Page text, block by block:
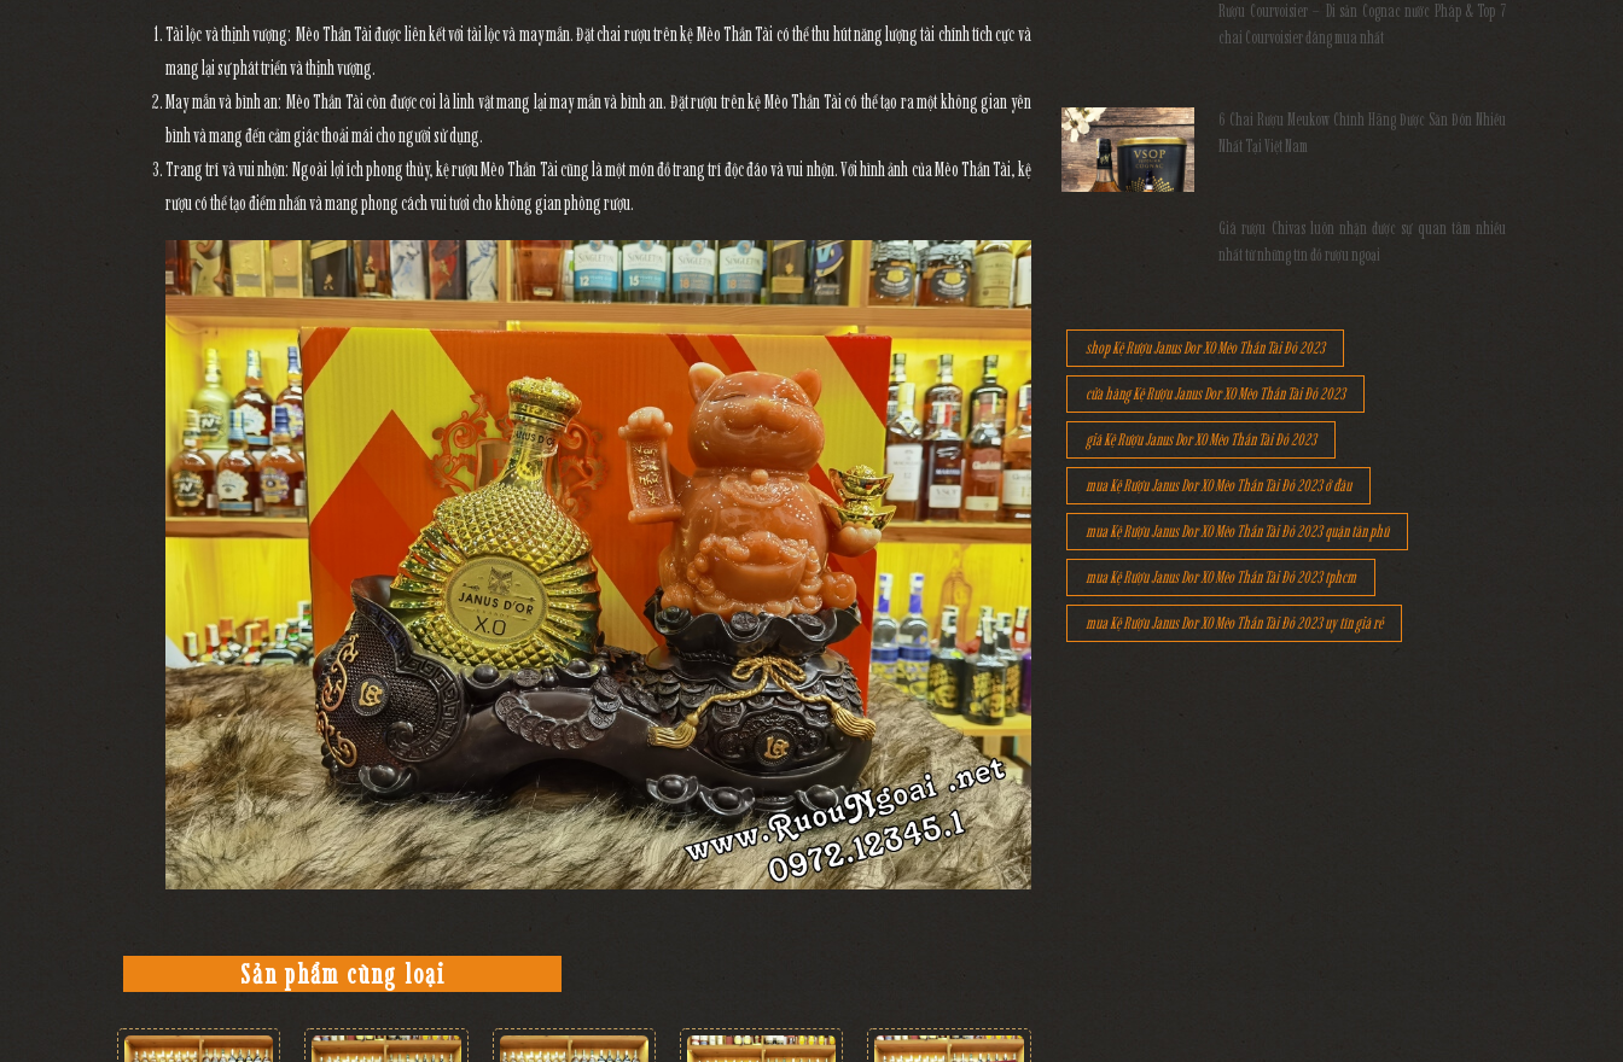
Tài lộc và thịnh vượng: Mèo Thần Tài được liên kết với tài lộc và may mắn. Đặt chai rượu trên kệ Mèo Thần Tài có thể thu hút năng lượng tài chính tích cực và
mang lại sự phát triển và thịnh vượng.
May mắn và bình an: Mèo Thần Tài còn được coi là linh vật mang lại may mắn và bình an. Đặt rượu trên kệ Mèo Thần Tài có thể tạo ra một không gian yên
bình và mang đến cảm giác thoải mái cho người sử dụng.
Trang trí và vui nhộn: Ngoài lợi ích phong thủy, kệ rượu Mèo Thần Tài cũng là một món đồ trang trí độc đáo và vui nhộn. Với hình ảnh của Mèo Thần Tài, kệ
rượu có thể tạo điểm nhấn và mang phong cách vui tươi cho không gian phòng rượu.
Sản phẩm cùng loại
Rượu Courvoisier – Di sản Cognac nước Pháp & Top 7
chai Courvoisier đáng mua nhất
6 Chai Rượu Meukow Chính Hãng Được Săn Đón Nhiều
Nhất Tại Việt Nam
Giá rượu Chivas luôn nhận được sự quan tâm nhiều
nhất từ những tín đồ rượu ngoại
shop Kệ Rượu Janus Dor XO Mèo Thần Tài Đỏ 2023
cửa hàng Kệ Rượu Janus Dor XO Mèo Thần Tài Đỏ 2023
giá Kệ Rượu Janus Dor XO Mèo Thần Tài Đỏ 2023
mua Kệ Rượu Janus Dor XO Mèo Thần Tài Đỏ 2023 ở đâu
mua Kệ Rượu Janus Dor XO Mèo Thần Tài Đỏ 2023 quận tân phú
mua Kệ Rượu Janus Dor XO Mèo Thần Tài Đỏ 2023 tphcm
mua Kệ Rượu Janus Dor XO Mèo Thần Tài Đỏ 2023 uy tín giá rẻ